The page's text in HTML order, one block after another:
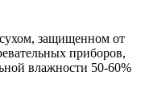
защищенном от
приборов,
влажности 50-60%